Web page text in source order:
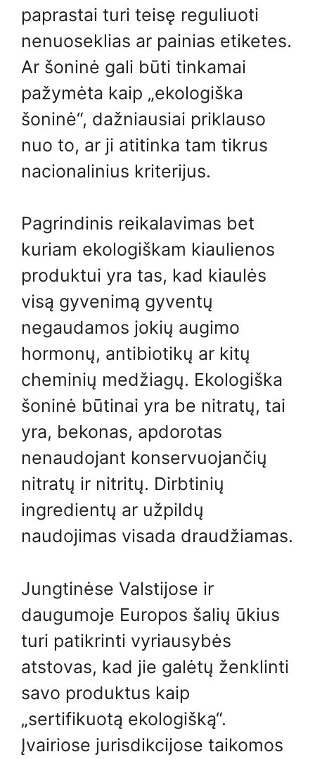
paprastai turi teisę reguliuoti
nenuoseklias ar painias etiketes.
Ar šoninė gali būti tinkamai
pažymėta kaip „ekologiška
šoninė“, dažniausiai priklauso
nuo to, ar ji atitinka tam tikrus
nacionalinius kriterijus.
Pagrindinis reikalavimas bet
kuriam ekologiškam kiaulienos
produktui yra tas, kad kiaulės
visą gyvenimą gyventų
negaudamos jokių augimo
hormonų, antibiotikų ar kitų
cheminių medžiagų. Ekologiška
šoninė būtinai yra be nitratų, tai
yra, bekonas, apdorotas
nenaudojant konservuojančių
nitratų ir nitritų. Dirbtinių
ingredientų ar užpildų
naudojimas visada draudžiamas.
Jungtinėse Valstijose ir
daugumoje Europos šalių ūkius
turi patikrinti vyriausybės
atstovas, kad jie galėtų ženklinti
savo produktus kaip
„sertifikuotą ekologišką“.
Įvairiose jurisdikcijose taikomos